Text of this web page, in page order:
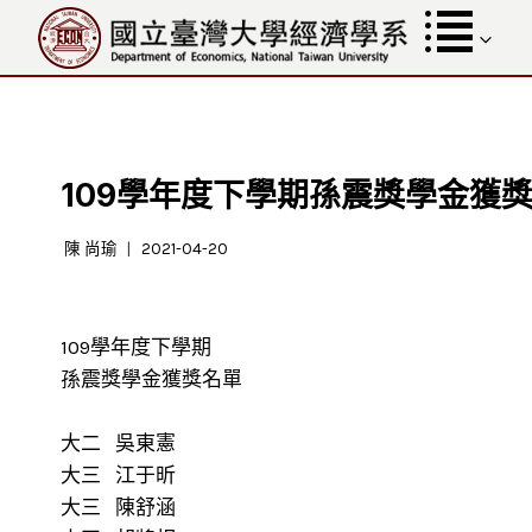
內
109學年度下學期孫震獎學金獲
陳 尚瑜 2021-04-20
109學年度下學期
孫震獎學金獲獎名單
大二 吳東憲
大三 江于昕
大三 陳舒涵